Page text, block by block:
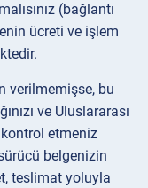
(bağlantı
ücreti ve işlem
verilmemişse, bu
ve Uluslararası
etmeniz
belgenizin
teslimat yoluyla